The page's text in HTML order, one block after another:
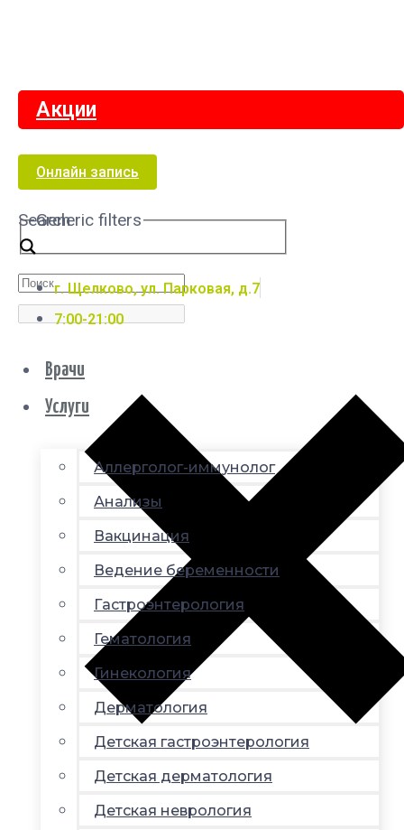
Акции
Онлайн запись
Search
Generic filters
г. Щелково, ул. Парковая, д.7
7:00-21:00
Врачи
Услуги
Аллерголог-иммунолог
Анализы
Вакцинация
Ведение беременности
Гастроэнтерология
Гематология
Гинекология
Дерматология
Детская гастроэнтерология
Детская дерматология
Детская неврология